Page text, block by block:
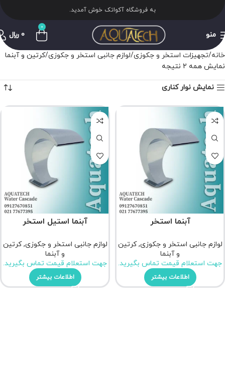
به فروشگاه آکواتک خوش آمدید.
منو
0
0 ﷼
خانه تجهیزات استخر و جکوزی لوازم جانبی استخر و جکوزی کرتین و آبنما
نمایش همه 2 نتیجه
نمایش نوار کناری
آبنما استخر
لوازم جانبی استخر و جکوزی,کرتین
و آبنما
جهت استعلام قیمت تماس بگیرید.
اطلاعات بیشتر
آبنما استیل استخر
لوازم جانبی استخر و جکوزی,کرتین
و آبنما
جهت استعلام قیمت تماس بگیرید.
اطلاعات بیشتر